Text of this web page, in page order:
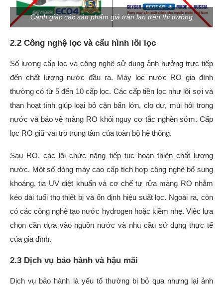
Cảnh giác các sản phẩm giả tràn lan trên thị trường
2.2 Công nghệ lọc và cấu hình lõi lọc
Số lượng cấp lọc và công nghệ sử dụng ảnh hưởng trực tiếp
đến chất lượng nước đầu ra. Máy lọc nước RO gia đình
thường có từ 5 đến 10 cấp lọc. Các cấp tiền lọc như lõi sợi và
than hoạt tính giúp loại bỏ cặn bẩn lớn, clo dư, mùi hôi trong
nước và bảo vệ màng RO khỏi nguy cơ tắc nghẽn sớm. Cấp
lọc RO giữ vai trò trung tâm của toàn bộ hệ thống.
Sau RO, các lõi chức năng tiếp tục hoàn thiện chất lượng
nước. Một số dòng máy cao cấp tích hợp công nghệ bổ sung
khoáng, tia UV diệt khuẩn và cơ chế tự rửa màng RO nhằm
kéo dài tuổi thọ thiết bị và ổn định hiệu suất lọc. Ngoài ra, còn
có các công nghệ tạo nước hydrogen hoặc kiềm nhẹ. Việc lựa
chọn cần dựa vào nguồn nước và nhu cầu sử dụng thực tế
của gia đình.
2.3 Dịch vụ bảo hành và hậu mãi
Dịch vụ bảo hành là yếu tố thường bị bỏ qua nhưng lại ảnh